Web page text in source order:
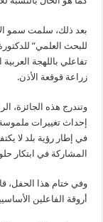
بعد ذلك، سلمت سمو
للبحث العلمي”
تفاعلي باللهجة
زراعة قوقعة الأذن.
وتندرج هذه الجائزة،
إحداث تغييرات ملموسة
في إطار رؤية بلد لا
المشاركة في ابتكار
وفي ختام هذا الحفل،
أروقة الفاعلين